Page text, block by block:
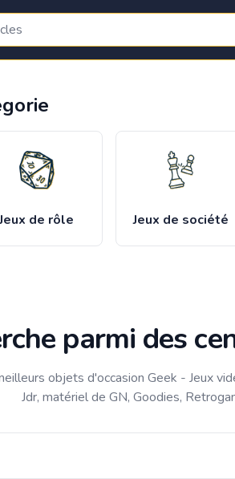
Jeux de rôle Jeux de société
parmi des
objets d'occasion Geek - Jeux
Jdr, matériel de GN, Goodies,